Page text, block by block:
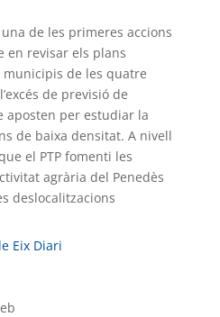
de les primeres accions
en revisar els plans
de les quatre
de previsió de
aposten per estudiar la
de baixa densitat. A nivell
el PTP fomenti les
agrària del Penedès
deslocalitzacions
Eix Diari